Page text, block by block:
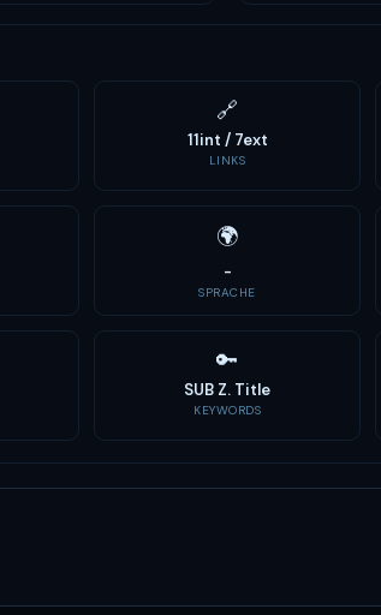
🔗
11int / 7ext
LINKS
🌍
-
SPRACHE
🔑
SUB Z. Title
KEYWORDS